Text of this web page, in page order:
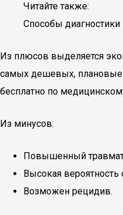
Читайте также:
Способы
Из плюсов выделяется
самых дешевых, плановые
бесплатно по
Из минусов:
Повышенный
Высокая
Возможен рецидив.